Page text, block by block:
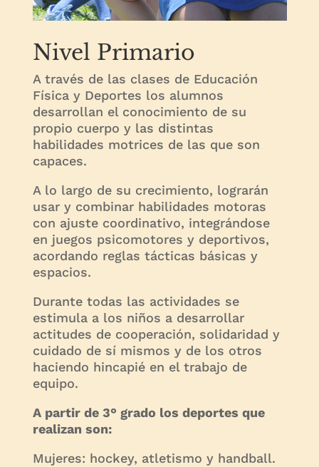
Nivel Primario
A través de las clases de Educación
Física y Deportes los alumnos
desarrollan el conocimiento de su
propio cuerpo y las distintas
habilidades motrices de las que son
capaces.
A lo largo de su crecimiento, lograrán
usar y combinar habilidades motoras
con ajuste coordinativo, integrándose
en juegos psicomotores y deportivos,
acordando reglas tácticas básicas y
espacios.
Durante todas las actividades se
estimula a los niños a desarrollar
actitudes de cooperación, solidaridad y
cuidado de sí mismos y de los otros
haciendo hincapié en el trabajo de
equipo.
A partir de 3° grado los deportes que
realizan son:
Mujeres: hockey, atletismo y handball.